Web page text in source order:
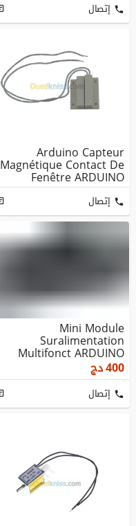
إتصال
Arduino Capteur
Magnétique Contact De
Fenêtre ARDUINO
إتصال
Mini Module
Suralimentation
Multifonct ARDUINO
400دج
إتصال